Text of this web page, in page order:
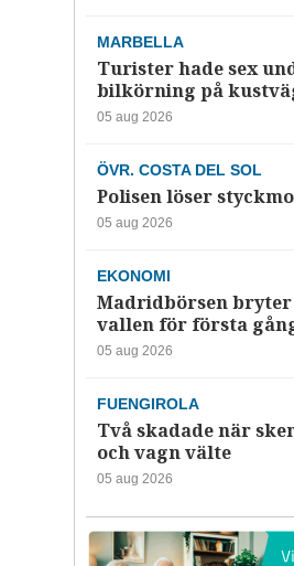
MARBELLA
Turister hade sex
bilkörning på
05 aug 2026
ÖVR. COSTA DEL SOL
Polisen löser
05 aug 2026
EKONOMI
Madridbörsen bryter
vallen för första
05 aug 2026
FUENGIROLA
Två skadade när
och vagn välte
05 aug 2026